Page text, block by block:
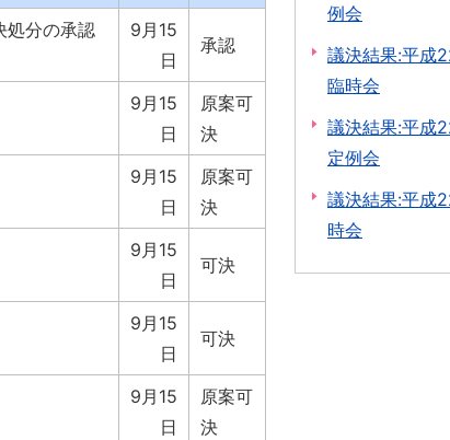
処分の承認
9月15
日
承認
9月15
日
原案可
決
9月15
日
原案可
決
9月15
日
可決
9月15
日
可決
9月15
日
原案可
決
例会
議決結果:平成
臨時会
議決結果:平成
定例会
議決結果:平成
時会